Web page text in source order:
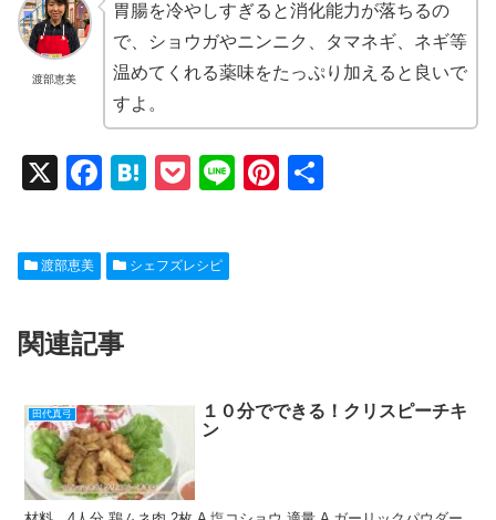
渡部恵美
胃腸を冷やしすぎると消化能力が落ちるの
で、ショウガやニンニク、タマネギ、ネギ等
温めてくれる薬味をたっぷり加えると良いで
すよ。
X
F
c
e
o
k
H
e
n
P
ck
et
Li
Pi
渡部恵美 シェフズレシピ
関連記事
田代真弓
１０分でできる！クリスピーチキ
ン